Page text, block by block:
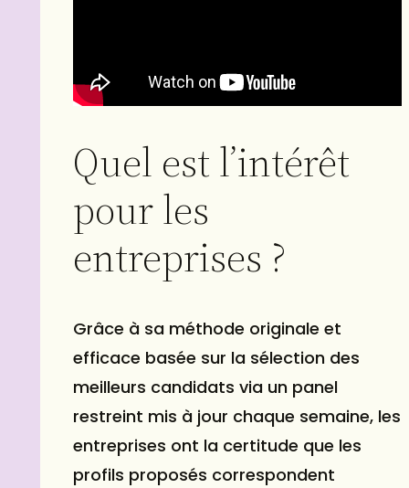
Quel est l’intérêt
pour les
entreprises ?
Grâce à sa méthode originale et
efficace basée sur la sélection des
meilleurs candidats via un panel
restreint mis à jour chaque semaine, les
entreprises ont la certitude que les
profils proposés correspondent